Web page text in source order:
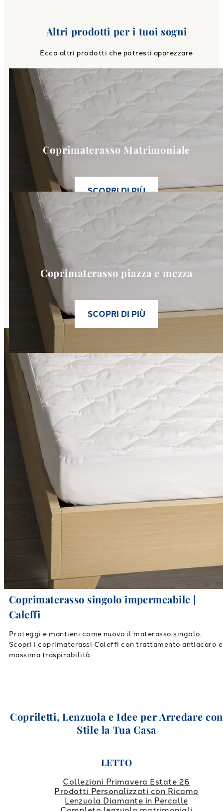
Altri prodotti per i tuoi sogni
Ecco altri prodotti che potresti apprezzare
Link to Coprimaterasso
Coprimaterasso Matrimoniale
SCOPRI DI PIÙ
Link to Coprimaterasso
Coprimaterasso piazza e mezza
SCOPRI DI PIÙ
Coprimaterasso singolo impermeabile |
Caleffi
Proteggi e mantieni come nuovo il materasso singolo.
Scopri i coprimaterassi Caleffi con trattamento antiacaro e
massima traspirabilità.
Copriletti, Lenzuola e Idee per Arredare con
Stile la Tua Casa
LETTO
Collezioni Primavera Estate 26
Prodotti Personalizzati con Ricamo
Lenzuola Diamante in Percalle